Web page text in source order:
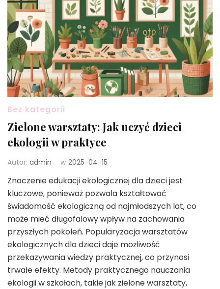
Bez kategorii
Zielone warsztaty: Jak uczyć dzieci
ekologii w praktyce
Autor: admin w 2025-04-15
Znaczenie edukacji ekologicznej dla dzieci jest
kluczowe, ponieważ pozwala kształtować
świadomość ekologiczną od najmłodszych lat, co
może mieć długofalowy wpływ na zachowania
przyszłych pokoleń. Popularyzacja warsztatów
ekologicznych dla dzieci daje możliwość
przekazywania wiedzy praktycznej, co przynosi
trwałe efekty. Metody praktycznego nauczania
ekologii w szkołach, takie jak zielone warsztaty,